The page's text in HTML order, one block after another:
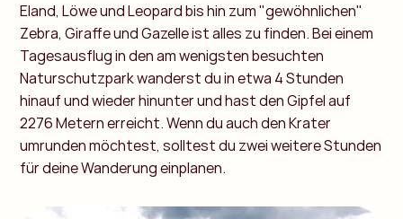
Eland, Löwe und Leopard bis hin zum "gewöhnlichen"
Zebra, Giraffe und Gazelle ist alles zu finden. Bei einem
Tagesausflug in den am wenigsten besuchten
Naturschutzpark wanderst du in etwa 4 Stunden
hinauf und wieder hinunter und hast den Gipfel auf
2276 Metern erreicht. Wenn du auch den Krater
umrunden möchtest, solltest du zwei weitere Stunden
für deine Wanderung einplanen.